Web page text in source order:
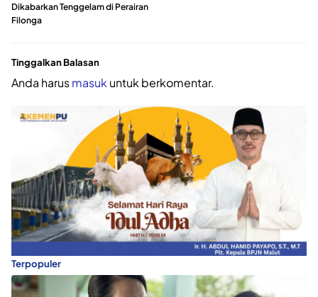
Dikabarkan Tenggelam di Perairan
Filonga
Tinggalkan Balasan
Anda harusmasukuntuk berkomentar.
Terpopuler